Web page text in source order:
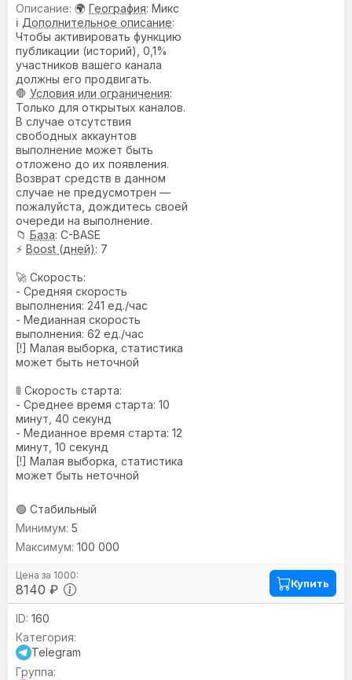
🌍 География: Микс
ℹ️ Дополнительное описание:
Чтобы активировать функцию
публикации (историй), 0,1%
участников вашего канала
должны его продвигать.
🛑 Условия или ограничения:
Только для открытых каналов.
В случае отсутствия
свободных аккаунтов
выполнение может быть
отложено до их появления.
Возврат средств в данном
случае не предусмотрен —
пожалуйста, дождитесь своей
очереди на выполнение.
📁 База: C-BASE
⚡ Boost (дней): 7
🚀 Скорость:
- Средняя скорость
выполнения: 241 ед./час
- Медианная скорость
выполнения: 62 ед./час
[!] Малая выборка, статистика
может быть неточной
🚦 Скорость старта:
- Среднее время старта: 10
минут, 40 секунд
- Медианное время старта: 12
минут, 10 секунд
[!] Малая выборка, статистика
может быть неточной
🟢 Стабильный
8140 ₽
5
100 000
Купить
160
Telegram